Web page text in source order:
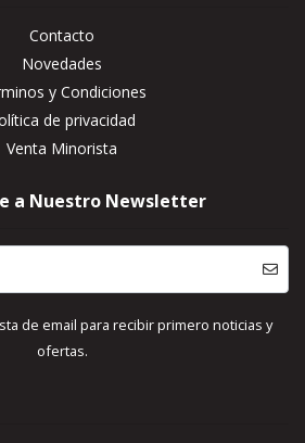
Contacto
Novedades
y Condiciones
de privacidad
Venta Minorista
a Nuestro Newsletter
de email para recibir primero noticias y
ofertas.